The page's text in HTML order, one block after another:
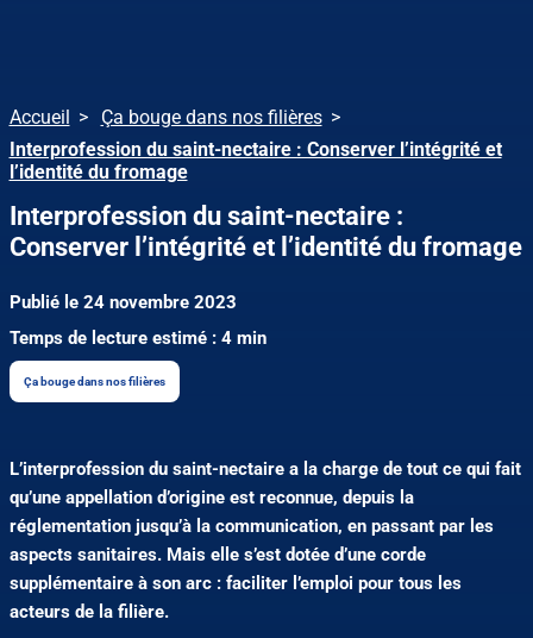
Accueil
Ça bouge dans nos filières
Interprofession du saint-nectaire : Conserver l’intégrité et
l’identité du fromage
Interprofession du saint-nectaire :
Conserver l’intégrité et l’identité du fromage
Publié le 24 novembre 2023
Temps de lecture estimé : 4 min
Ça bouge dans nos filières
L’interprofession du saint-nectaire a la charge de tout ce qui fait
qu’une appellation d’origine est reconnue, depuis la
réglementation jusqu’à la communication, en passant par les
aspects sanitaires. Mais elle s’est dotée d’une corde
supplémentaire à son arc : faciliter l’emploi pour tous les
acteurs de la filière.